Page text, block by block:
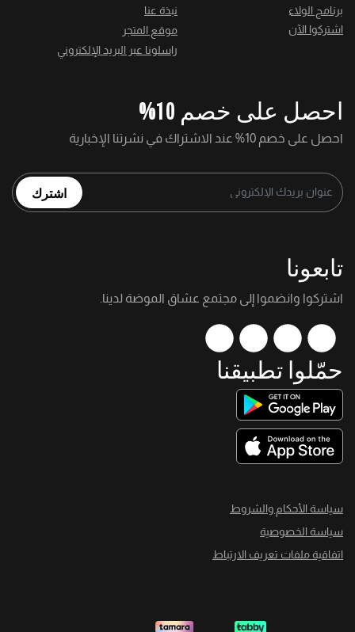
برنامج الولاء
اشتركوا الآن
نبذة عنا
موقع المتجر
راسلونا عبر البريد الإلكتروني
احصل على خصم 10%
احصل على خصم 10% عند الاشتراك في نشرتنا الإخبارية
اشترك
تابعونا
اشتركوا وانضموا إلى مجتمع عشاق الموضة لدينا.
حمّلوا تطبيقنا
سياسة الأحكام والشروط
سياسة الخصوصية
اتفاقية ملفات تعريف الارتباط